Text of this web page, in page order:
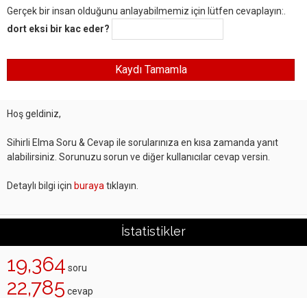
Gerçek bir insan olduğunu anlayabilmemiz için lütfen cevaplayın:.
dort eksi bir kac eder?
Hoş geldiniz,
Sihirli Elma Soru & Cevap ile sorularınıza en kısa zamanda yanıt
alabilirsiniz. Sorunuzu sorun ve diğer kullanıcılar cevap versin.
Detaylı bilgi için buraya tıklayın.
İstatistikler
19,364 soru
22,785 cevap